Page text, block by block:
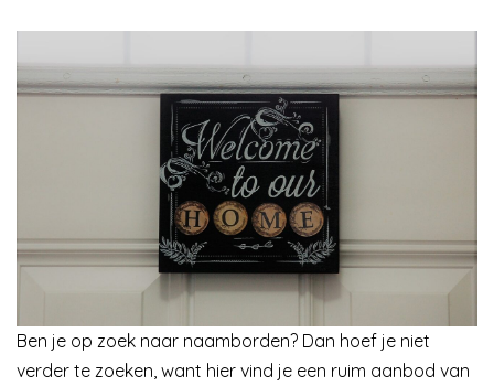
Ben je op zoek naar naamborden? Dan hoef je niet
verder te zoeken, want hier vind je een ruim aanbod van